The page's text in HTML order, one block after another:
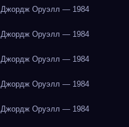
Джордж Оруэлл — 1984
Джордж Оруэлл — 1984
Джордж Оруэлл — 1984
Джордж Оруэлл — 1984
Джордж Оруэлл — 1984